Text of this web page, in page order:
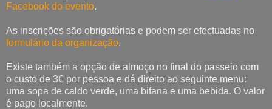
Facebook do evento.
As inscrições são obrigatórias e podem ser efectuadas no
formulário da organização.
Existe também a opção de almoço no final do passeio com
o custo de 3€ por pessoa e dá direito ao seguinte menu:
uma sopa de caldo verde, uma bifana e uma bebida. O valor
é pago localmente.